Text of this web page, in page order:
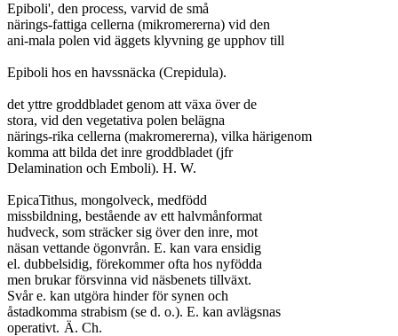
Epiboli', den process, varvid de små
närings-fattiga cellerna (mikromererna) vid den
ani-mala polen vid äggets klyvning ge upphov till
Epiboli hos en havssnäcka (Crepidula).
det yttre groddbladet genom att växa över de
stora, vid den vegetativa polen belägna
närings-rika cellerna (makromererna), vilka härigenom
komma att bilda det inre groddbladet (jfr
Delamination och Emboli). H. W.
EpicaTithus, mongolveck, medfödd
missbildning, bestående av ett halvmånformat
hudveck, som sträcker sig över den inre, mot
näsan vettande ögonvrån. E. kan vara ensidig
el. dubbelsidig, förekommer ofta hos nyfödda
men brukar försvinna vid näsbenets tillväxt.
Svår e. kan utgöra hinder för synen och
åstadkomma strabism (se d. o.). E. kan avlägsnas
operativt.	Ä. Ch.